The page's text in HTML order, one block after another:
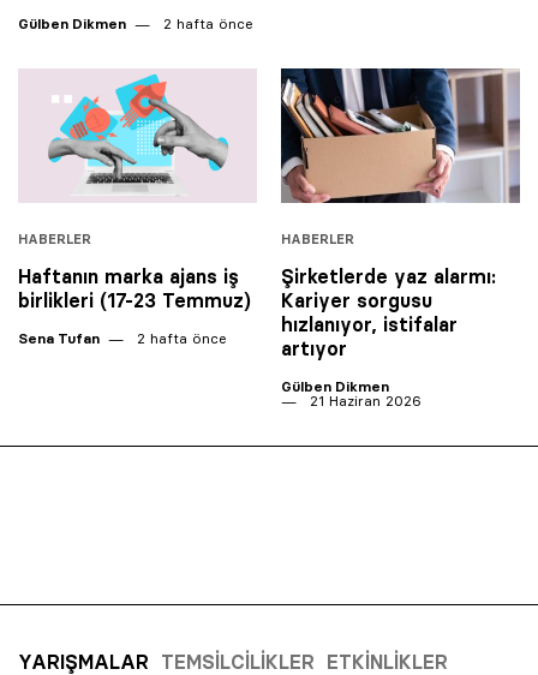
Gülben Dikmen 2 hafta önce
HABERLER
Haftanın marka ajans iş
birlikleri (17-23 Temmuz)
Sena Tufan 2 hafta önce
HABERLER
Şirketlerde yaz alarmı:
Kariyer sorgusu
hızlanıyor, istifalar
artıyor
Gülben Dikmen
21 Haziran 2026
YARIŞMALAR TEMSILCILIKLER ETKINLIKLER